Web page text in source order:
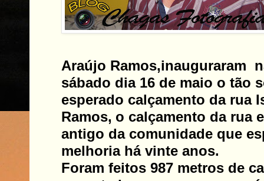
Araújo Ramos,inauguraram
sábado dia 16 de maio o tão
esperado calçamento da rua
Ramos, o calçamento da rua
antigo da comunidade que
melhoria há vinte anos.
Foram feitos 987 metros de